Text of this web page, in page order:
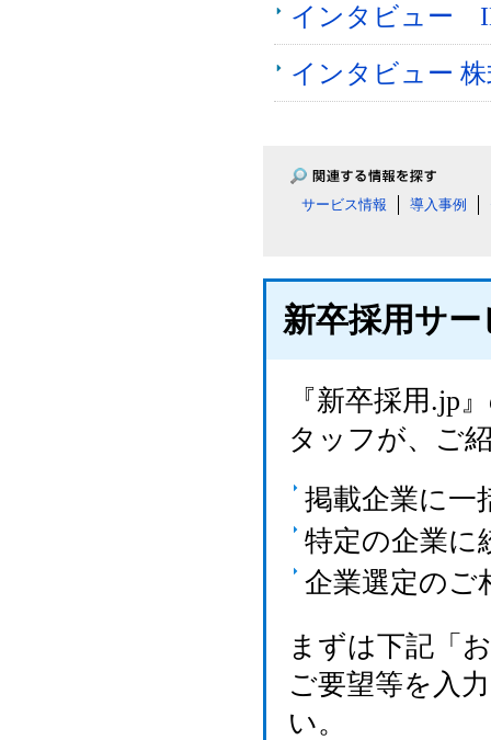
インタビュー
インタビュー
サービス情報 導入事例
新卒採用サ
『新卒採用.jp
タッフが、ご
掲載企業に一
特定の企業に
企業選定のご
まずは下記「
ご要望等を入
い。